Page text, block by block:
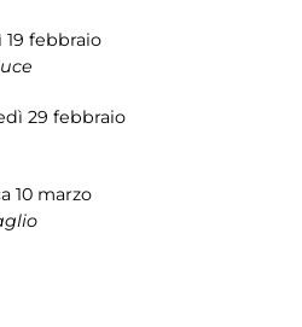
febbraio
29 febbraio
10 marzo